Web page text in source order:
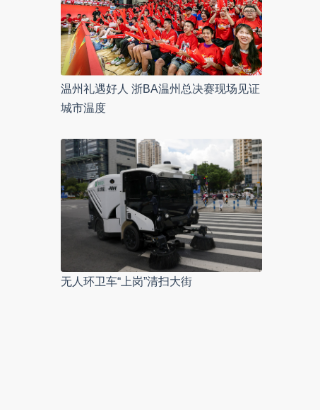
温州礼遇好人 浙BA温州总决赛现场见证
城市温度
无人环卫车“上岗”清扫大街